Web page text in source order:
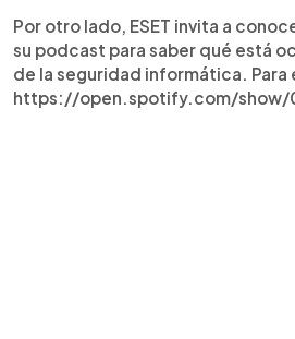
Por otro lado, ESET invita a
su podcast para saber qué está
de la seguridad informática. Para
https://open.spotify.com/show/